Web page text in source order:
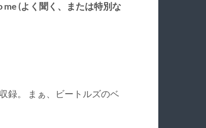
me (よく聞く、または特別な
録。 まぁ、ビートルズのベ